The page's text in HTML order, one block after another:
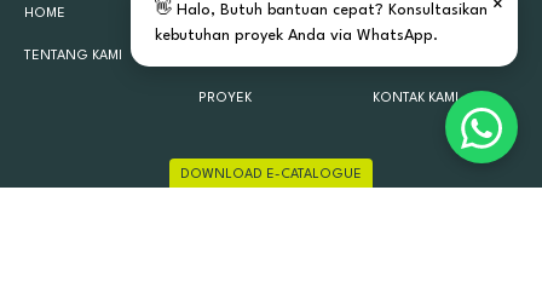
HOME
TENTANG KAMI
PRODUK KAMI
PROYEK
INSPIRASI
KONTAK KAMI
DOWNLOAD E-CATALOGUE
×
👋 Halo, Butuh bantuan cepat? Konsultasikan
kebutuhan proyek Anda via WhatsApp.